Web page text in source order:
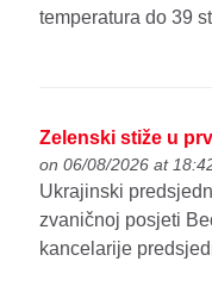
temperatura do 39
Zelenski stiže u
on 06/08/2026 at
Ukrajinski
zvaničnoj posjeti
kancelarije